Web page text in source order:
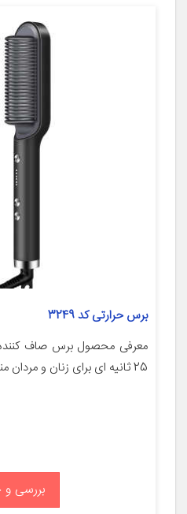
برس حرارتی کد 3249
معرفی محصول برس صاف
25 ثانیه ای برای زنان و مردان مناسب می باشد. برس […]
بررسی و